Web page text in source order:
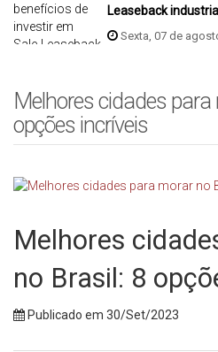
Leaseback
Sexta, 07 de
Melhores cidades
opções incríveis
Melhores
no Brasil: 8
Publicado em 30/Set/2023